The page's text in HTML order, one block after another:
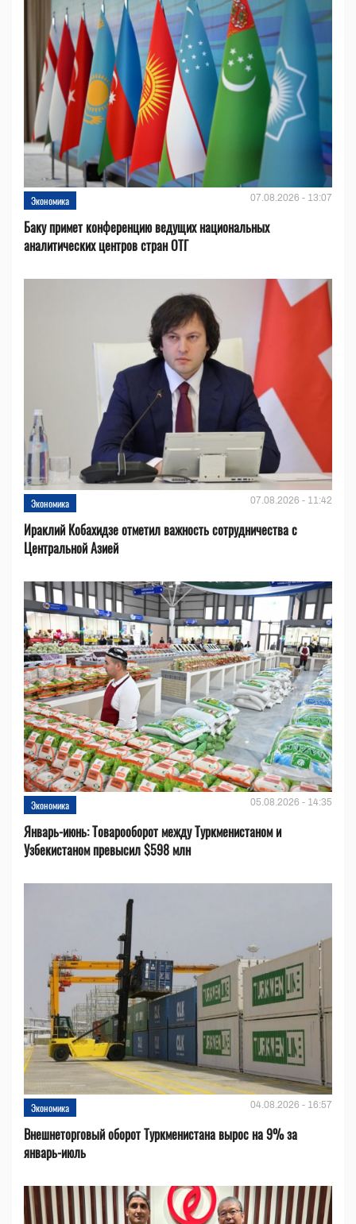
Экономика 07.08.2026 - 13:07
Баку примет конференцию ведущих национальных
аналитических центров стран ОТГ
Экономика 07.08.2026 - 11:42
Ираклий Кобахидзе отметил важность сотрудничества с
Центральной Азией
Экономика 05.08.2026 - 14:35
Январь-июнь: Товарооборот между Туркменистаном и
Узбекистаном превысил $598 млн
Экономика 04.08.2026 - 16:57
Внешнеторговый оборот Туркменистана вырос на 9% за
январь-июль